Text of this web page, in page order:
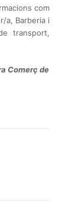
com
a, Barberia i
transport,
Comerç de